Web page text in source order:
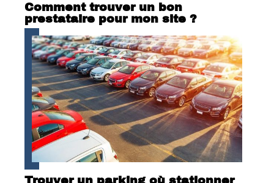
Comment trouver un bon
prestataire pour mon site ?
Trouver un parking où stationner